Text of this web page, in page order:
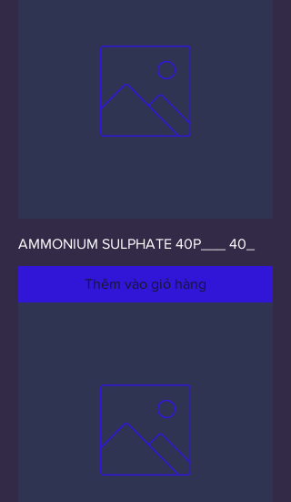
AMMONIUM SULPHATE 40P___ 40_
Thêm vào giỏ hàng